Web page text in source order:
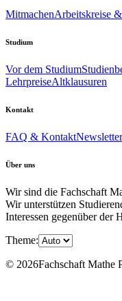
MitmachenArbeitskreise
Studium
Vor dem Studium
LehrpreiseAltklausuren
Kontakt
FAQ & KontaktNewsletter
Über uns
Wir sind die Fachschaft
Wir unterstützen
Interessen gegenüber der
Theme:
© 2026Fachschaft Mathe